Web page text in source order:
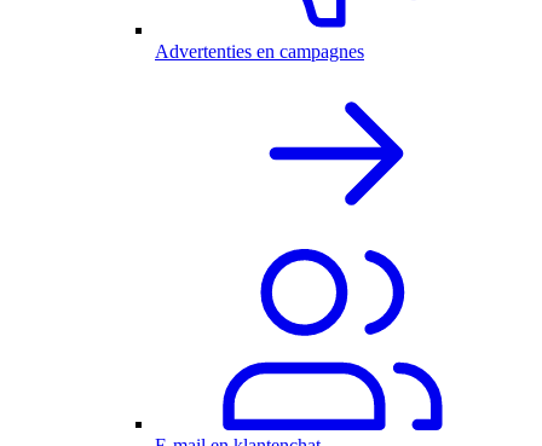
Advertenties en campagnes